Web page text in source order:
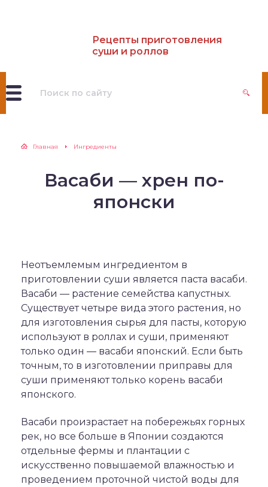
Рецепты приготовления
суши и роллов
Главная Ингредиенты
Васаби — хрен по-
японски
Неотъемлемым ингредиентом в
приготовлении суши является паста васаби.
Васаби — растение семейства капустных.
Существует четыре вида этого растения, но
для изготовления сырья для пасты, которую
используют в роллах и суши, применяют
только один — васаби японский. Если быть
точным, то в изготовлении приправы для
суши применяют только корень васаби
японского.
Васаби произрастает на побережьях горных
рек, но все больше в Японии создаются
отдельные фермы и плантации с
искусственно повышаемой влажностью и
проведением проточной чистой воды для